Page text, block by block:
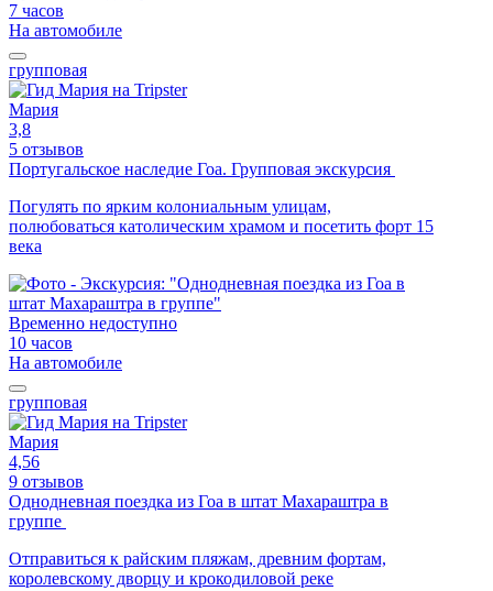
7 часов
На автомобиле
групповая
Мария
3,8
5 отзывов
Португальское наследие Гоа. Групповая экскурсия
Погулять по ярким колониальным улицам,
полюбоваться католическим храмом и посетить форт 15
века
Временно недоступно
10 часов
На автомобиле
групповая
Мария
4,56
9 отзывов
Однодневная поездка из Гоа в штат Махараштра в
группе
Отправиться к райским пляжам, древним фортам,
королевскому дворцу и крокодиловой реке